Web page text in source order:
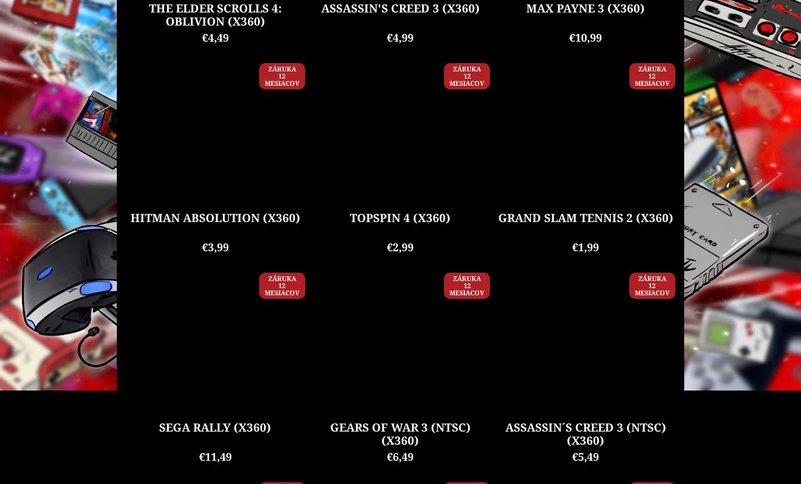
THE ELDER SCROLLS 4:
OBLIVION (X360)
€4,49
ASSASSIN'S CREED 3 (X360)
€4,99
MAX PAYNE 3 (X360)
€10,99
ZÁRUKA
12
MESIACOV
HITMAN ABSOLUTION (X360)
€3,99
ZÁRUKA
12
MESIACOV
TOPSPIN 4 (X360)
€2,99
ZÁRUKA
12
MESIACOV
GRAND SLAM TENNIS 2 (X360)
€1,99
ZÁRUKA
12
MESIACOV
SEGA RALLY (X360)
€11,49
ZÁRUKA
12
MESIACOV
GEARS OF WAR 3 (NTSC)
(X360)
€6,49
ZÁRUKA
12
MESIACOV
ASSASSIN´S CREED 3 (NTSC)
(X360)
€5,49